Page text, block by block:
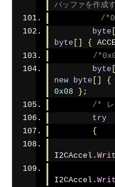
バッファを作成
/
byte
byte
{
/
byte
new
byte {
0x08
};
/* レ
try
{
I2CAccel .
I2CAccel .